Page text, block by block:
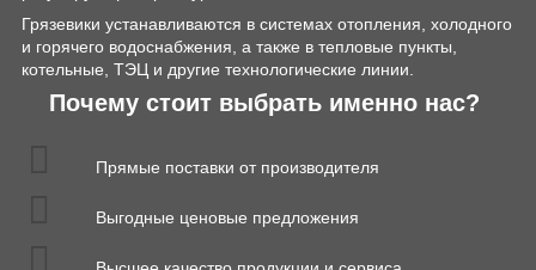
Грязевики устанавливаются в системах отопления, холодного
и горячего водоснабжения, а также в тепловые пункты,
котельные, ТЭЦ и другие технологические линии.
Почему стоит выбрать именно нас?
Прямые поставки от производителя
Выгодные ценовые предложения